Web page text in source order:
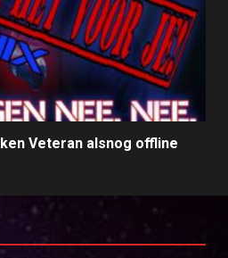
Veteran alsnog offline